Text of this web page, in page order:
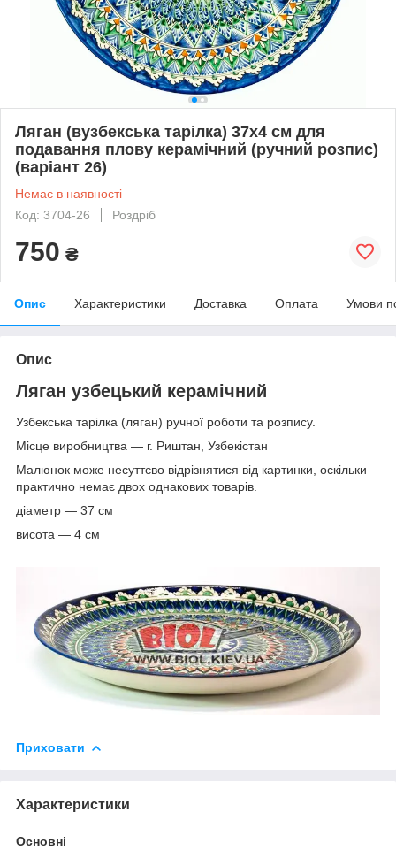
Ляган (вузбекська тарілка) 37х4 см для
подавання плову керамічний (ручний розпис)
(варіант 26)
Немає в наявності
Код: 3704-26
Роздріб
750 ₴
Опис Характеристики Доставка Оплата Умови
Опис
Ляган узбецький керамічний
Узбекська тарілка (ляган) ручної роботи та розпису.
Місце виробництва — г. Риштан, Узбекістан
Малюнок може несуттєво відрізнятися від картинки, оскільки
практично немає двох однакових товарів.
діаметр — 37 см
висота — 4 см
Приховати
Характеристики
Основні